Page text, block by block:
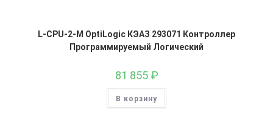
L-CPU-2-M OptiLogic КЭАЗ 293071 Контроллер
Программируемый Логический
81 855 ₽
В корзину